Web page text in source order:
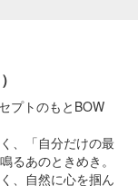
プトのもとBOW
、「自分だけの最
るあのときめき。
、自然に心を掴ん